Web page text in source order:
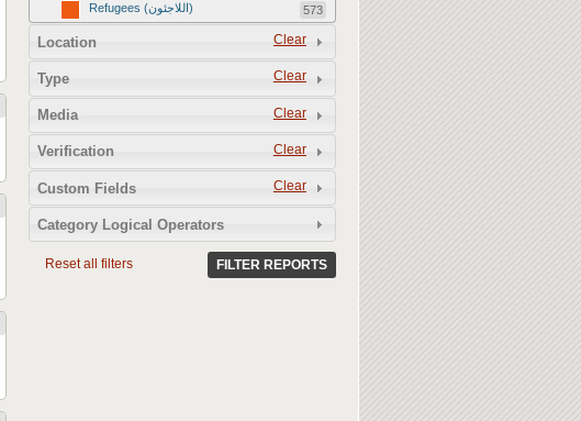
Refugees (اللاجئون) 573
1672
Revenge Killings (القتل بدافع الانتقام) 11
2
13
Clear
Location
Clear
Type
Clear
Media
Clear
Verification
Clear
Custom Fields
Category Logical Operators
Reset all filters FILTER REPORTS